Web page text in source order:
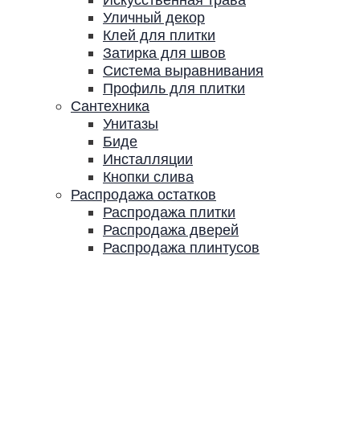
Уличный декор
Клей для плитки
Затирка для швов
Система выравнивания
Профиль для плитки
Сантехника
Унитазы
Биде
Инсталляции
Кнопки слива
Распродажа остатков
Распродажа плитки
Распродажа дверей
Распродажа плинтусов